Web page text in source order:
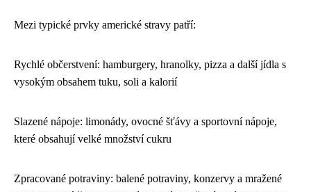
Mezi typické prvky americké stravy patří:
Rychlé občerstvení: hamburgery, hranolky, pizza a další jídla s
vysokým obsahem tuku, soli a kalorií
Slazené nápoje: limonády, ovocné šťávy a sportovní nápoje,
které obsahují velké množství cukru
Zpracované potraviny: balené potraviny, konzervy a mražené